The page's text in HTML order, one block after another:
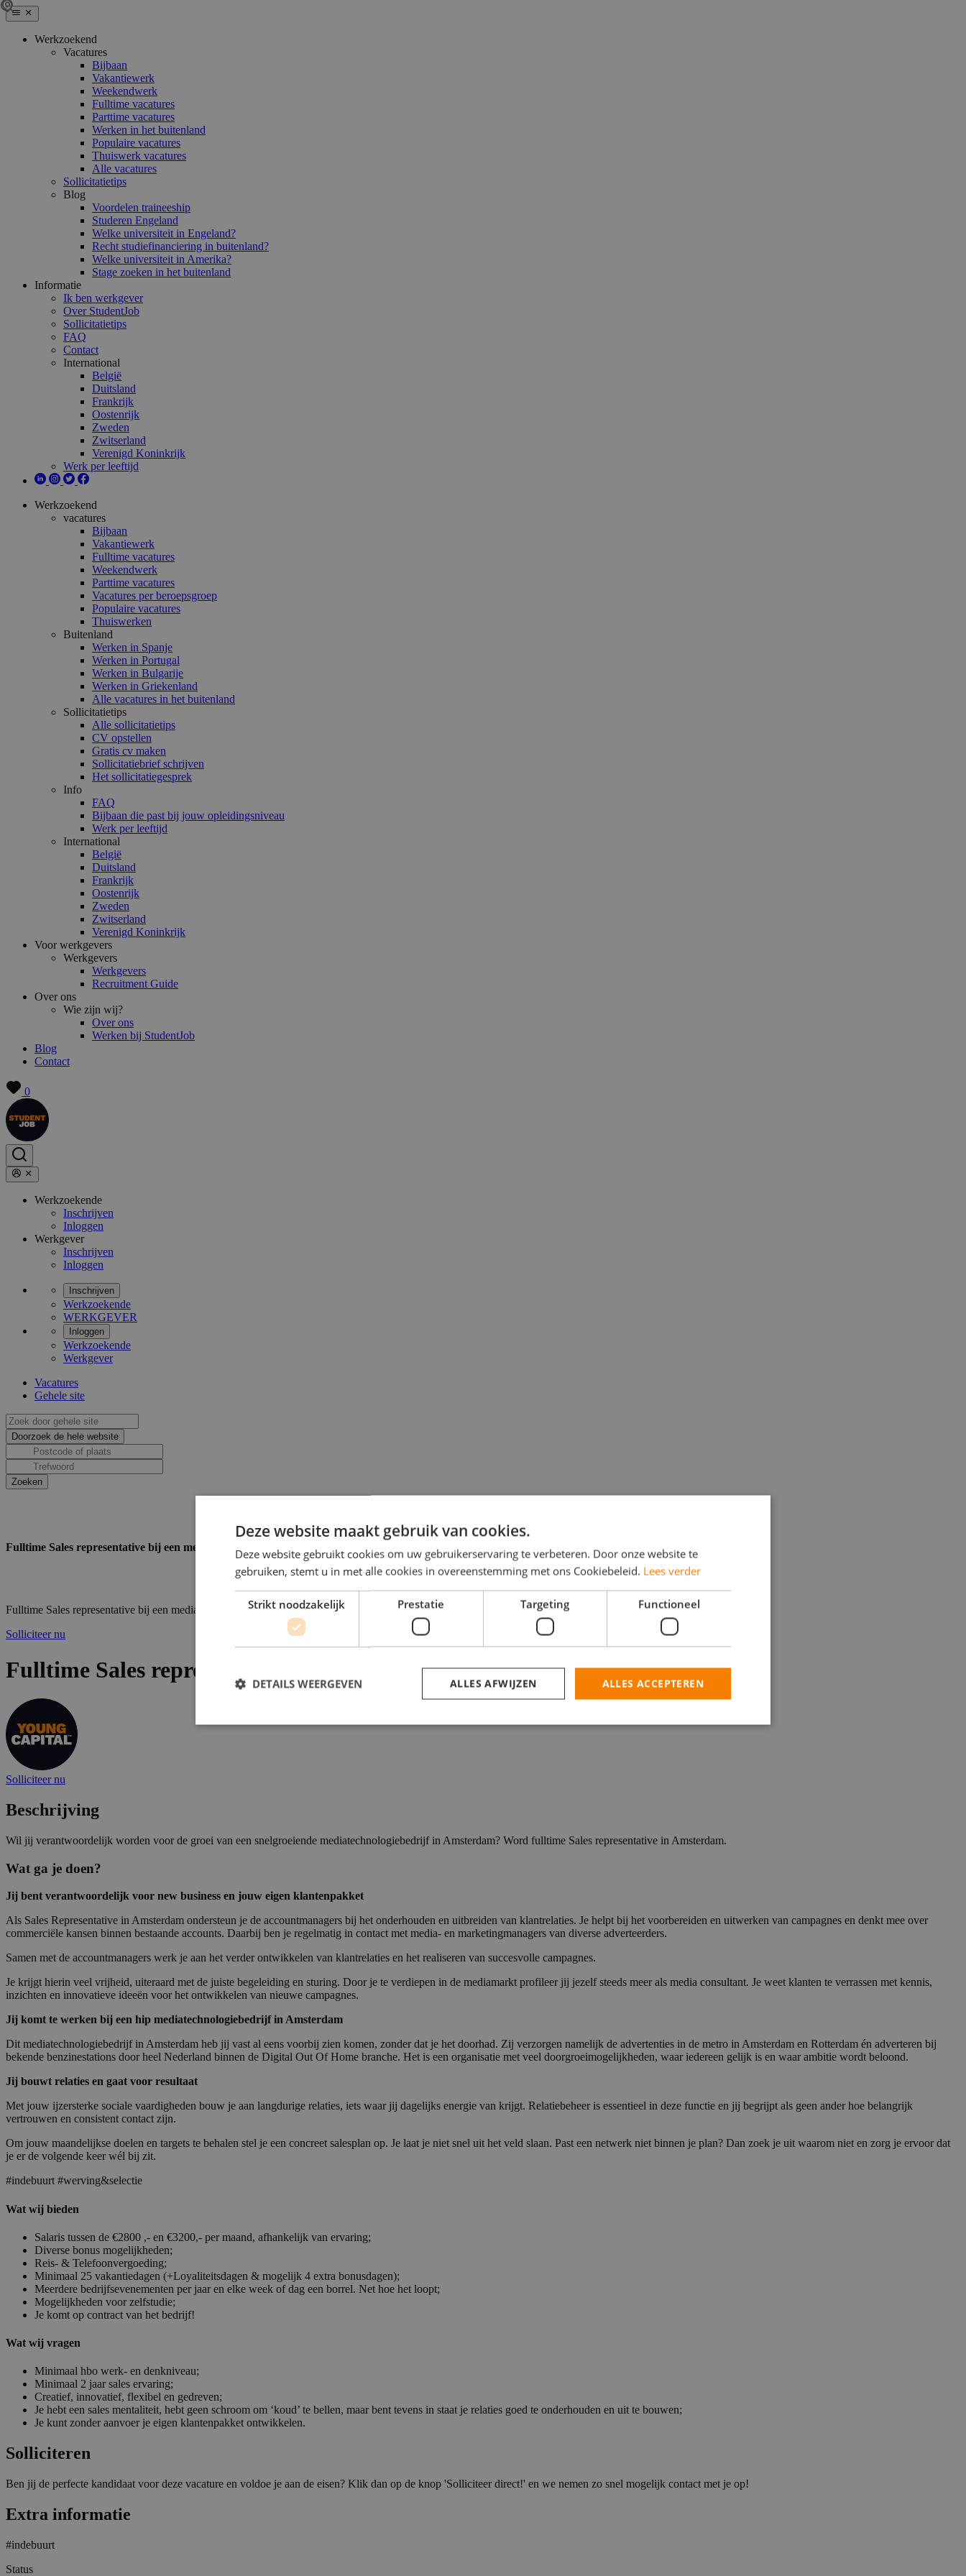
Werkzoekend
Vacatures
Bijbaan
Vakantiewerk
Weekendwerk
Fulltime vacatures
Parttime vacatures
Werken in het buitenland
Populaire vacatures
Thuiswerk vacatures
Alle vacatures
Sollicitatietips
Blog
Voordelen traineeship
Studeren Engeland
Welke universiteit in Engeland?
Recht studiefinanciering in buitenland?
Welke universiteit in Amerika?
Stage zoeken in het buitenland
Informatie
Ik ben werkgever
Over StudentJob
Sollicitatietips
FAQ
Contact
International
België
Duitsland
Frankrijk
Oostenrijk
Zweden
Zwitserland
Verenigd Koninkrijk
Werk per leeftijd
Werkzoekend
vacatures
Bijbaan
Vakantiewerk
Fulltime vacatures
Weekendwerk
Parttime vacatures
Vacatures per beroepsgroep
Populaire vacatures
Thuiswerken
Buitenland
Werken in Spanje
Werken in Portugal
Werken in Bulgarije
Werken in Griekenland
Alle vacatures in het buitenland
Sollicitatietips
Alle sollicitatietips
CV opstellen
Gratis cv maken
Sollicitatiebrief schrijven
Het sollicitatiegesprek
Info
FAQ
Bijbaan die past bij jouw opleidingsniveau
Werk per leeftijd
International
België
Duitsland
Frankrijk
Oostenrijk
Zweden
Zwitserland
Verenigd Koninkrijk
Voor werkgevers
Werkgevers
Werkgevers
Recruitment Guide
Over ons
Wie zijn wij?
Over ons
Werken bij StudentJob
Blog
Contact
0
Werkzoekende
Inschrijven
Inloggen
Werkgever
Inschrijven
Inloggen
Inschrijven
Werkzoekende
WERKGEVER
Inloggen
Werkzoekende
Werkgever
Vacatures
Gehele site
Fulltime Sales representative bij een mediabedrijf in Amsterdam
Fulltime Sales representative bij een mediabedrijf in Amsterdam
Solliciteer nu
Fulltime Sales representative bij een mediabedrijf in Amsterdam
Solliciteer nu
Beschrijving
Wil jij verantwoordelijk worden voor de groei van een snelgroeiende mediatechnologiebedrijf in Amsterdam? Word fulltime Sales representative in Amsterdam.
Wat ga je doen?
Jij bent verantwoordelijk voor new business en jouw eigen klantenpakket
Als Sales Representative in Amsterdam ondersteun je de accountmanagers bij het onderhouden en uitbreiden van klantrelaties. Je helpt bij het voorbereiden en uitwerken van campagnes en denkt mee over
commerciële kansen binnen bestaande accounts. Daarbij ben je regelmatig in contact met media- en marketingmanagers van diverse adverteerders.
Samen met de accountmanagers werk je aan het verder ontwikkelen van klantrelaties en het realiseren van succesvolle campagnes.
Je krijgt hierin veel vrijheid, uiteraard met de juiste begeleiding en sturing. Door je te verdiepen in de mediamarkt profileer jij jezelf steeds meer als media consultant. Je weet klanten te verrassen met kennis,
inzichten en innovatieve ideeën voor het ontwikkelen van nieuwe campagnes.
Jij komt te werken bij een hip mediatechnologiebedrijf in Amsterdam
Dit mediatechnologiebedrijf in Amsterdam heb jij vast al eens voorbij zien komen, zonder dat je het doorhad. Zij verzorgen namelijk de advertenties in de metro in Amsterdam en Rotterdam én adverteren bij
bekende benzinestations door heel Nederland binnen de Digital Out Of Home branche. Het is een organisatie met veel doorgroeimogelijkheden, waar iedereen gelijk is en waar ambitie wordt beloond.
Jij bouwt relaties en gaat voor resultaat
Met jouw ijzersterke sociale vaardigheden bouw je aan langdurige relaties, iets waar jij dagelijks energie van krijgt. Relatiebeheer is essentieel in deze functie en jij begrijpt als geen ander hoe belangrijk
vertrouwen en consistent contact zijn.
Om jouw maandelijkse doelen en targets te behalen stel je een concreet salesplan op. Je laat je niet snel uit het veld slaan. Past een netwerk niet binnen je plan? Dan zoek je uit waarom niet en zorg je ervoor dat
je er de volgende keer wél bij zit.
#indebuurt #werving&selectie
Wat wij bieden
Salaris tussen de €2800 ,- en €3200,- per maand, afhankelijk van ervaring;
Diverse bonus mogelijkheden;
Reis- & Telefoonvergoeding;
Minimaal 25 vakantiedagen (+Loyaliteitsdagen & mogelijk 4 extra bonusdagen);
Meerdere bedrijfsevenementen per jaar en elke week of dag een borrel. Net hoe het loopt;
Mogelijkheden voor zelfstudie;
Je komt op contract van het bedrijf!
Wat wij vragen
Minimaal hbo werk- en denkniveau;
Minimaal 2 jaar sales ervaring;
Creatief, innovatief, flexibel en gedreven;
Je hebt een sales mentaliteit, hebt geen schroom om ‘koud’ te bellen, maar bent tevens in staat je relaties goed te onderhouden en uit te bouwen;
Je kunt zonder aanvoer je eigen klantenpakket ontwikkelen.
Solliciteren
Ben jij de perfecte kandidaat voor deze vacature en voldoe je aan de eisen? Klik dan op de knop 'Solliciteer direct!' en we nemen zo snel mogelijk contact met je op!
Extra informatie
#indebuurt
Status
Deze website maakt gebruik van cookies.
Deze website gebruikt cookies om uw gebruikerservaring te verbeteren. Door onze website te
gebruiken, stemt u in met alle cookies in overeenstemming met ons Cookiebeleid. Lees verder
Strikt noodzakelijk Prestatie Targeting Functioneel
ALLES ACCEPTEREN
ALLES AFWIJZEN
DETAILS WEERGEVEN